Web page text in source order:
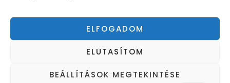
ELFOGADOM
ELUTASÍTOM
BEÁLLÍTÁSOK MEGTEKINTÉSE
Copyright © WELOVEVENT
Adatvédelmi irányelvek
Impresszum